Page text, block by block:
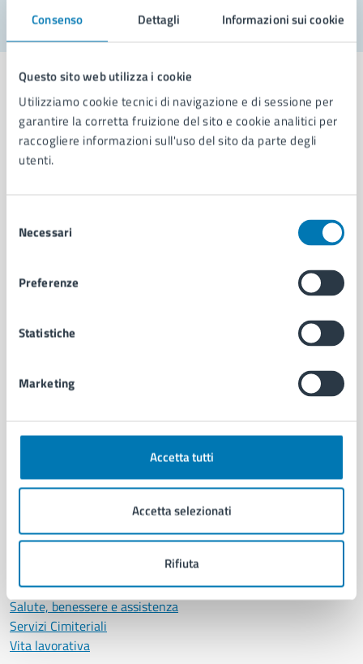
Consenso Dettagli Informazioni sui cookie
Questo sito web utilizza i cookie
Utilizziamo cookie tecnici di navigazione e di sessione per
garantire la corretta fruizione del sito e cookie analitici per
raccogliere informazioni sull'uso del sito da parte degli
utenti.
delNecessari
Preferenze
Statistiche
Marketing
Accetta tutti
Accetta selezionati
Rifiuta
Comune di Napoli
Organi di governo
Uffici
Enti e fondazioni
Personale amministrativo
Autorizzazioni
Cultura e tempo libero
Documenti e certificati
Educazione e formazione
Giustizia e sicurezza pubblica
Imprese e commercio
Salute, benessere e assistenza
Servizi Cimiteriali
Vita lavorativa